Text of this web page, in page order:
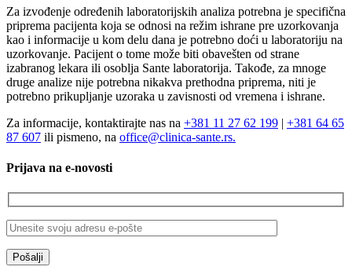
Za izvođenje određenih laboratorijskih analiza potrebna je specifična
priprema pacijenta koja se odnosi na režim ishrane pre uzorkovanja
kao i informacije u kom delu dana je potrebno doći u laboratoriju na
uzorkovanje. Pacijent o tome može biti obavešten od strane
izabranog lekara ili osoblja Sante laboratorija. Takođe, za mnoge
druge analize nije potrebna nikakva prethodna priprema, niti je
potrebno prikupljanje uzoraka u zavisnosti od vremena i ishrane.
Za informacije, kontaktirajte nas na +381 11 27 62 199 | +381 64 65
87 607 ili pismeno, na office@clinica-sante.rs.
Prijava na e-novosti